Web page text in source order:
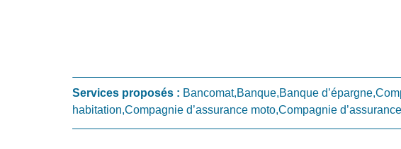
Services proposés : Bancomat,Banque,Banque
habitation,Compagnie d’assurance moto,Compagnie